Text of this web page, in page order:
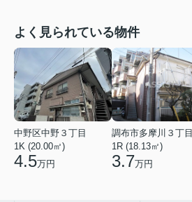
よく見られている物件
中野区中野３丁目
1K (20.00㎡)
4.5万円
調布市多摩川３丁目
1R (18.13㎡)
3.7万円